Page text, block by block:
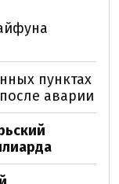
пунктах
аварии